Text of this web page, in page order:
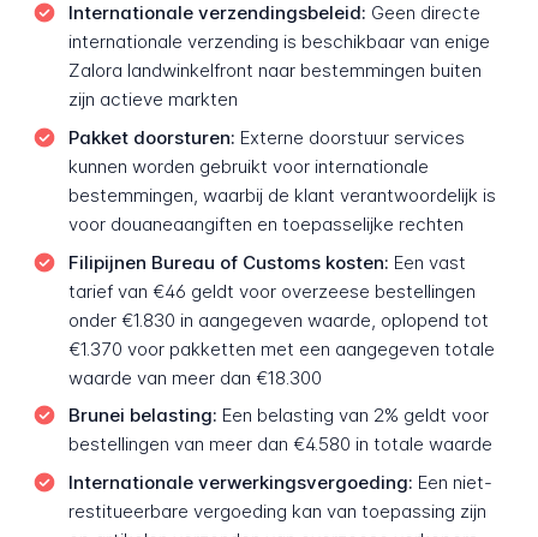
Internationale verzendingsbeleid: Geen directe
internationale verzending is beschikbaar van enige
Zalora landwinkelfront naar bestemmingen buiten
zijn actieve markten
Pakket doorsturen: Externe doorstuur services
kunnen worden gebruikt voor internationale
bestemmingen, waarbij de klant verantwoordelijk is
voor douaneaangiften en toepasselijke rechten
Filipijnen Bureau of Customs kosten: Een vast
tarief van €46 geldt voor overzeese bestellingen
onder €1.830 in aangegeven waarde, oplopend tot
€1.370 voor pakketten met een aangegeven totale
waarde van meer dan €18.300
Brunei belasting: Een belasting van 2% geldt voor
bestellingen van meer dan €4.580 in totale waarde
Internationale verwerkingsvergoeding: Een niet-
restitueerbare vergoeding kan van toepassing zijn